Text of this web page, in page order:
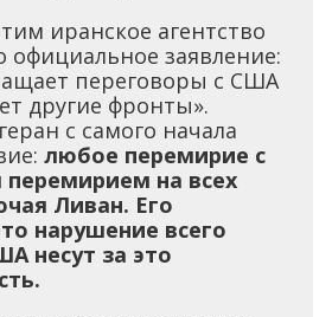
иранское агентство
официальное заявление:
переговоры с США
другие фронты».
с самого начала
любое перемирие с
на всех
Ливан. Его
нарушение всего
несут за это